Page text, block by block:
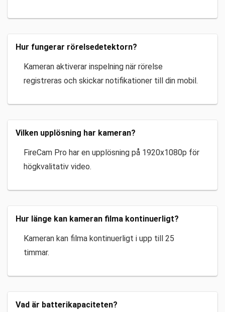
Hur fungerar rörelsedetektorn?
Kameran aktiverar inspelning när rörelse
registreras och skickar notifikationer till din mobil.
Vilken upplösning har kameran?
FireCam Pro har en upplösning på 1920x1080p för
högkvalitativ video.
Hur länge kan kameran filma kontinuerligt?
Kameran kan filma kontinuerligt i upp till 25
timmar.
Vad är batterikapaciteten?